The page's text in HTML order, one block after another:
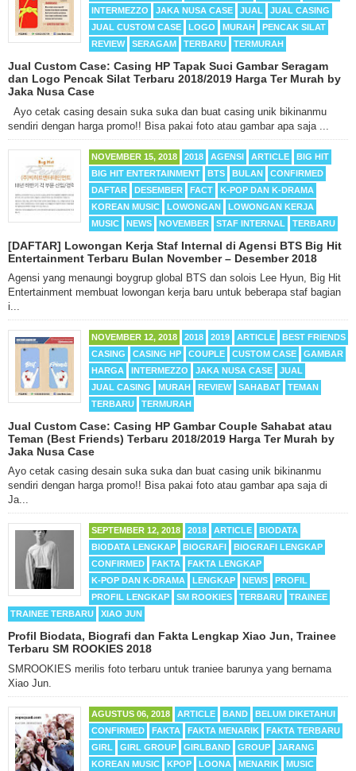
INTERMEZZO
JAKA NUSA CASE JUAL
JUAL CASING
JUAL CUSTOM CASE
LOGO MURAH
PENCAK SILAT
REVIEW
SERAGAM TERBARU TERMURAH
Jual Custom Case: Casing HP Tapak Suci Gambar Seragam
dan Logo Pencak Silat Terbaru 2018/2019 Harga Ter Murah by
Jaka Nusa Case
Ayo cetak casing desain suka suka dan buat casing unik bikinanmu
sendiri dengan harga promo!! Bisa pakai foto atau gambar apa saja ...
NOVEMBER 15, 2018 2018 AGENSI ARTICLE
BIG HIT
BIG HIT ENTERTAINMENT
BTS BULAN
CONFIRMED
DAFTAR
DESEMBER FACT
K-POP DAN K-DRAMA
KOREAN MUSIC
LOWONGAN
LOWONGAN KERJA
MUSIC
NEWS NOVEMBER STAF INTERNAL TERBARU
[DAFTAR] Lowongan Kerja Staf Internal di Agensi BTS Big Hit
Entertainment Terbaru Bulan November – Desember 2018
Agensi yang menaungi boygrup global BTS dan solois Lee Hyun, Big Hit
Entertainment membuat lowongan kerja baru untuk beberapa staf bagian
i...
NOVEMBER 12, 2018 2018 2019 ARTICLE
BEST FRIENDS
CASING
CASING HP COUPLE CUSTOM CASE
GAMBAR
HARGA
INTERMEZZO JAKA NUSA CASE
JUAL
JUAL CASING
MURAH REVIEW SAHABAT
TEMAN
TERBARU
TERMURAH
Jual Custom Case: Casing HP Gambar Couple Sahabat atau
Teman (Best Friends) Terbaru 2018/2019 Harga Ter Murah by
Jaka Nusa Case
Ayo cetak casing desain suka suka dan buat casing unik bikinanmu
sendiri dengan harga promo!! Bisa pakai foto atau gambar apa saja di
Ja...
SEPTEMBER 12, 2018 2018 ARTICLE
BIODATA
BIODATA LENGKAP
BIOGRAFI
BIOGRAFI LENGKAP
CONFIRMED
FAKTA
FAKTA LENGKAP
K-POP DAN K-DRAMA
LENGKAP NEWS
PROFIL
PROFIL LENGKAP
SM ROOKIES TERBARU
TRAINEE
TRAINEE TERBARU
XIAO JUN
Profil Biodata, Biografi dan Fakta Lengkap Xiao Jun, Trainee
Terbaru SM ROOKIES 2018
SMROOKIES merilis foto terbaru untuk traniee barunya yang bernama
Xiao Jun.
AGUSTUS 06, 2018 ARTICLE BAND
BELUM DIKETAHUI
CONFIRMED
FAKTA FAKTA MENARIK
FAKTA TERBARU
GIRL
GIRL GROUP GIRLBAND GROUP
JARANG
KOREAN MUSIC
KPOP LOONA MENARIK
MUSIC